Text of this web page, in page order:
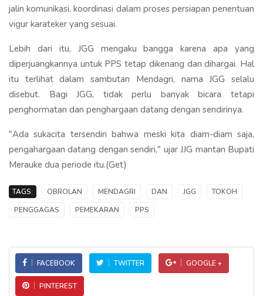
jalin komunikasi, koordinasi dalam proses persiapan penentuan
vigur karateker yang sesuai.
Lebih dari itu, JGG mengaku bangga karena apa yang
diperjuangkannya untuk PPS tetap dikenang dan dihargai. Hal
itu terlihat dalam sambutan Mendagri, nama JGG selalu
disebut. Bagi JGG, tidak perlu banyak bicara tetapi
penghormatan dan penghargaan datang dengan sendirinya.
"Ada sukacita tersendiri bahwa meski kita diam-diam saja,
pengahargaan datang dengan sendiri," ujar JJG mantan Bupati
Merauke dua periode itu.(Get)
TAGS: OBROLAN MENDAGRI DAN JGG
TOKOH
PENGGAGAS
PEMEKARAN PPS
FACEBOOK TWITTER GOOGLE +
PINTEREST